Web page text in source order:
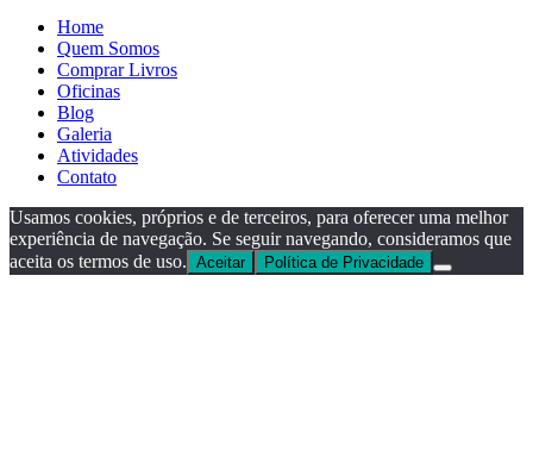
Home
Quem Somos
Comprar Livros
Oficinas
Blog
Galeria
Atividades
Contato
Usamos cookies, próprios e de terceiros, para oferecer uma melhor
experiência de navegação. Se seguir navegando, consideramos que
aceita os termos de uso. Aceitar Política de Privacidade